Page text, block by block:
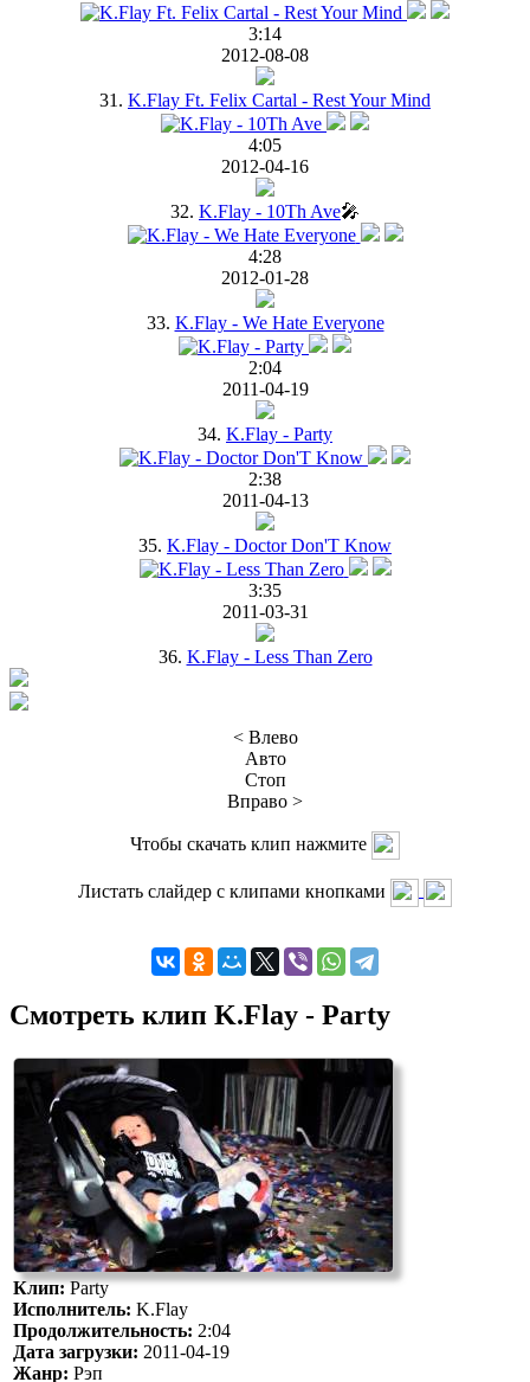
3:14
2012-08-08
31. K.Flay Ft. Felix Cartal - Rest Your Mind
4:05
2012-04-16
32. K.Flay - 10Th Ave🎤
4:28
2012-01-28
33. K.Flay - We Hate Everyone
2:04
2011-04-19
34. K.Flay - Party
2:38
2011-04-13
35. K.Flay - Doctor Don'T Know
3:35
2011-03-31
36. K.Flay - Less Than Zero
< Влево
Авто
Стоп
Вправо >
Чтобы скачать клип нажмите
Листать слайдер с клипами кнопками
Смотреть клип K.Flay - Party
Клип:Party
Исполнитель: K.Flay
Продолжительность: 2:04
Дата загрузки: 2011-04-19
Жанр: Рэп